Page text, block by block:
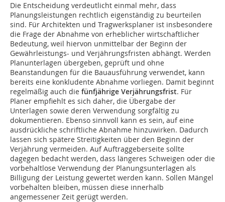
Die Entscheidung verdeutlicht einmal mehr, dass
Planungsleistungen rechtlich eigenständig zu beurteilen
sind. Für Architekten und Tragwerksplaner ist insbesondere
die Frage der Abnahme von erheblicher wirtschaftlicher
Bedeutung, weil hiervon unmittelbar der Beginn der
Gewährleistungs- und Verjährungsfristen abhängt. Werden
Planunterlagen übergeben, geprüft und ohne
Beanstandungen für die Bauausführung verwendet, kann
bereits eine konkludente Abnahme vorliegen. Damit beginnt
regelmäßig auch die fünfjährige Verjährungsfrist. Für
Planer empfiehlt es sich daher, die Übergabe der
Unterlagen sowie deren Verwendung sorgfältig zu
dokumentieren. Ebenso sinnvoll kann es sein, auf eine
ausdrückliche schriftliche Abnahme hinzuwirken. Dadurch
lassen sich spätere Streitigkeiten über den Beginn der
Verjährung vermeiden. Auf Auftraggeberseite sollte
dagegen bedacht werden, dass längeres Schweigen oder die
vorbehaltlose Verwendung der Planungsunterlagen als
Billigung der Leistung gewertet werden kann. Sollen Mängel
vorbehalten bleiben, müssen diese innerhalb
angemessener Zeit gerügt werden.